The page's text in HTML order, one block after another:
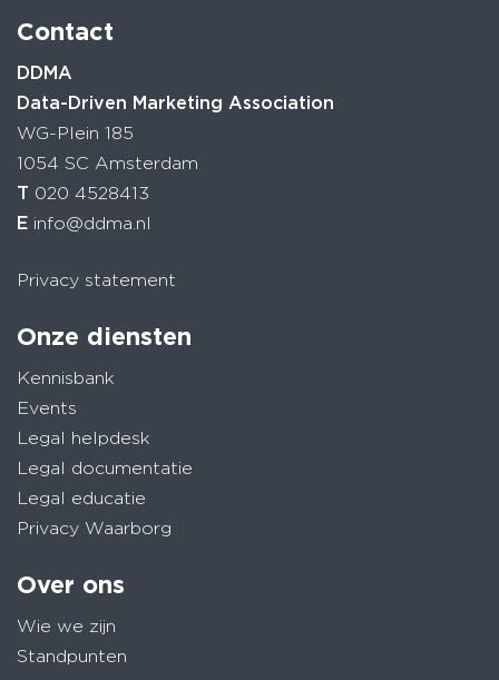
Contact
DDMA
Data-Driven Marketing Association
WG-Plein 185
1054 SC Amsterdam
T 020 4528413
E info@ddma.nl
Privacy statement
Onze diensten
Kennisbank
Events
Legal helpdesk
Legal documentatie
Legal educatie
Privacy Waarborg
Over ons
Wie we zijn
Standpunten